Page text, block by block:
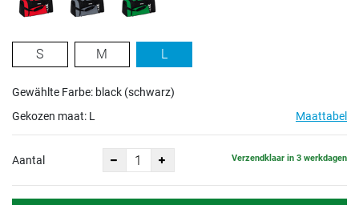
S M L
Gewählte Farbe: black (schwarz)
Gekozen maat: L Maattabel
Aantal Verzendklaar in 3 werkdagen